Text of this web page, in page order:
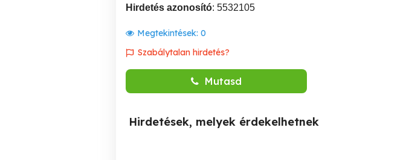
Hirdetés azonosító: 5532105
Megtekintések: 0
Szabálytalan hirdetés?
Mutasd
Hirdetések, melyek érdekelhetnek